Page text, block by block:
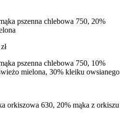
pszenna chlebowa 750, 20%
zł
pszenna chlebowa 750, 10%
mielona, 30% kleiku owsianego
orkiszowa 630, 20% mąka z orkiszu